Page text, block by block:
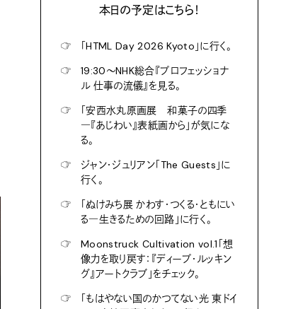
本日の予定はこちら！
☞
「HTML Day 2026 Kyoto」に行く。
☞
19:30〜NHK総合『プロフェッショナ
ル 仕事の流儀』を見る。
☞
「安西水丸原画展 和菓子の四季
―『あじわい』表紙画から」が気にな
る。
☞
ジャン・ジュリアン「The Guests」に
行く。
☞
「ぬけみち展 かわす・つくる・ともにい
る―生きるための回路」に行く。
☞
Moonstruck Cultivation vol.1「想
像力を取り戻す：『ディープ・ルッキン
グ』アートクラブ」をチェック。
☞
「もはやない国のかつてない光 東ドイ